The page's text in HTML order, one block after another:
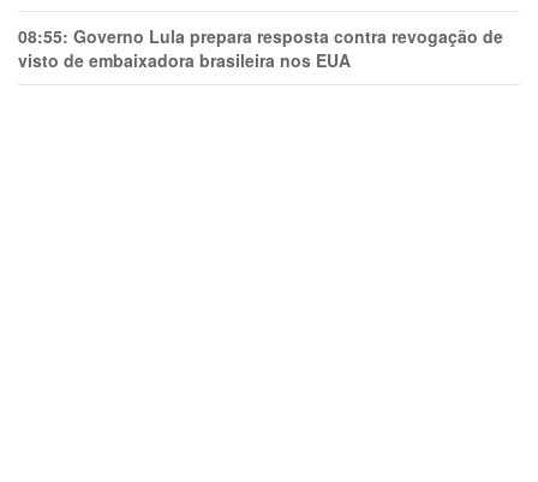
08:55: Governo Lula prepara resposta contra revogação de
visto de embaixadora brasileira nos EUA